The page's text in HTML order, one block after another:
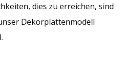
dies zu erreichen, sind
Dekorplattenmodell